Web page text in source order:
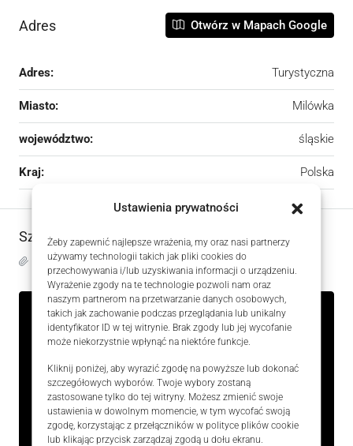
Ustawienia prywatności
Żeby zapewnić najlepsze wrażenia, my oraz nasi partnerzy
używamy technologii takich jak pliki cookies do
przechowywania i/lub uzyskiwania informacji o urządzeniu.
Wyrażenie zgody na te technologie pozwoli nam oraz
naszym partnerom na przetwarzanie danych osobowych,
takich jak zachowanie podczas przeglądania lub unikalny
identyfikator ID w tej witrynie. Brak zgody lub jej wycofanie
może niekorzystnie wpłynąć na niektóre funkcje.
Kliknij poniżej, aby wyrazić zgodę na powyższe lub dokonać
szczegółowych wyborów. Twoje wybory zostaną
zastosowane tylko do tej witryny. Możesz zmienić swoje
ustawienia w dowolnym momencie, w tym wycofać swoją
zgodę, korzystając z przełączników w polityce plików cookie
lub klikając przycisk zarządzaj zgodą u dołu ekranu.
Adres Otwórz w Mapach Google
Adres: Turystyczna
Miasto: Milówka
województwo: śląskie
Kraj: Polska
Szczegóły
Zaktualizowano na 5 sierpnia, 2026 w 9:46 am
ID Oferty HZKW124720
Cena 2 499 000 zł
Rozmiar 359.33 m²
Wielkość działki 1900.00 m²